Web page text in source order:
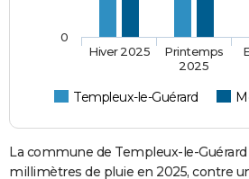
Templeux-le-Guérard
Hiver 2025
Printemps
2025
0
La commune de Templeux-le-
millimètres de pluie en 2025, contre